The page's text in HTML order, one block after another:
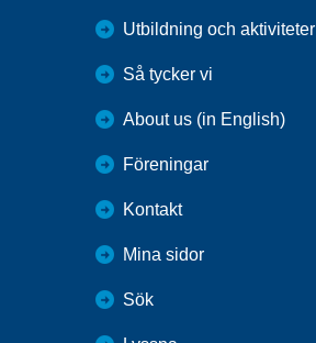
Utbildning och aktiviteter
Så tycker vi
About us (in English)
Föreningar
Kontakt
Mina sidor
Sök